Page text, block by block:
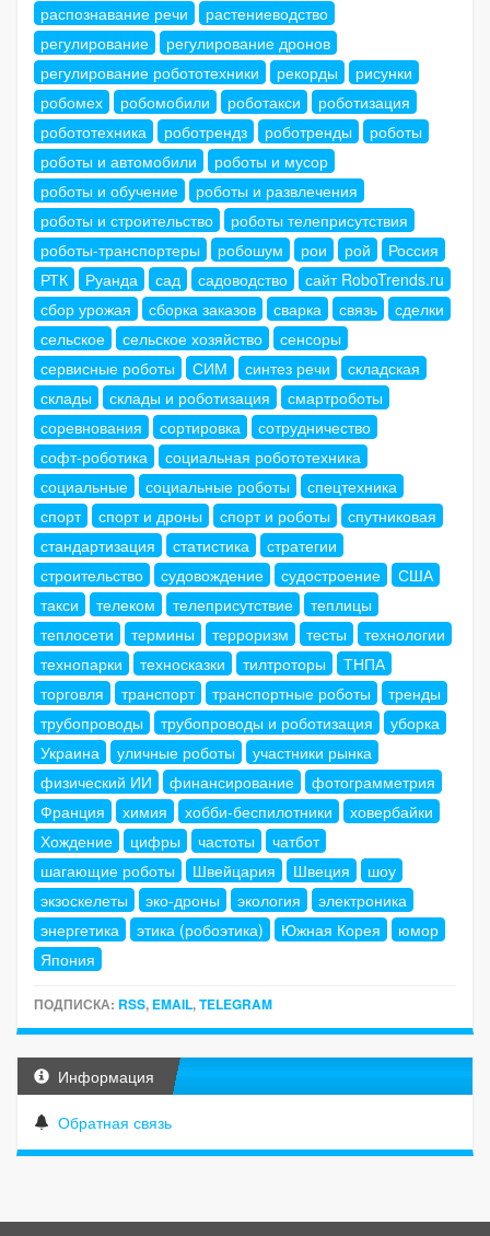
распознавание речи
растениеводство
регулирование
регулирование дронов
регулирование робототехники
рекорды
рисунки
робомех
робомобили роботакси
роботизация
робототехника
роботрендз роботренды
роботы
роботы и автомобили
роботы и мусор
роботы и обучение
роботы и развлечения
роботы и строительство
роботы телеприсутствия
роботы-транспортеры
робошум рои рой
Россия
РТК
Руанда сад садоводство
сайт RoboTrends.ru
сбор урожая
сборка заказов сварка связь
сделки
сельское
сельское хозяйство
сенсоры
сервисные роботы
СИМ синтез речи
складская
склады
склады и роботизация
смартроботы
соревнования
сортировка
сотрудничество
софт-роботика
социальная робототехника
социальные
социальные роботы
спецтехника
спорт
спорт и дроны спорт и роботы
спутниковая
стандартизация
статистика
стратегии
строительство
судовождение судостроение
США
такси
телеком телеприсутствие
теплицы
теплосети
термины терроризм тесты
технологии
технопарки
техносказки тилтроторы
ТНПА
торговля
транспорт транспортные роботы
тренды
трубопроводы
трубопроводы и роботизация
уборка
Украина
уличные роботы
участники рынка
физический ИИ
финансирование
фотограмметрия
Франция
химия хобби-беспилотники
ховербайки
Хождение
цифры частоты
чатбот
шагающие роботы
Швейцария Швеция
шоу
экзоскелеты
эко-дроны экология
электроника
энергетика
этика (робоэтика) Южная Корея
юмор
Япония
ПОДПИСКА: RSS, EMAIL,TELEGRAM
Информация
Обратная связь